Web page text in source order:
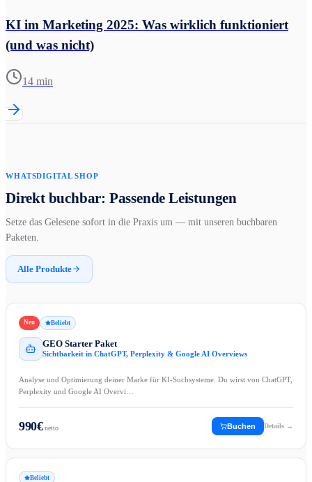
KI im Marketing 2025: Was wirklich funktioniert
(und was nicht)
14 min
WHATSDIGITAL SHOP
Direkt buchbar: Passende Leistungen
Setze das Gelesene sofort in die Praxis um — mit unseren buchbaren
Paketen.
Alle Produkte
Neu Beliebt
GEO Starter Paket
Sichtbarkeit in ChatGPT, Perplexity & Google AI Overviews
Analyse und Optimierung deiner Marke für KI-Suchsysteme. Du wirst von ChatGPT,
Perplexity und Google AI Overvi…
990€netto Buchen Details →
Beliebt